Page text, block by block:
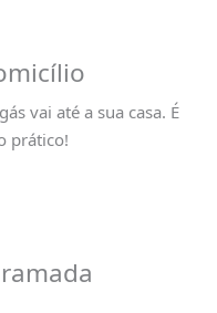
vai até a sua casa. É
prático!